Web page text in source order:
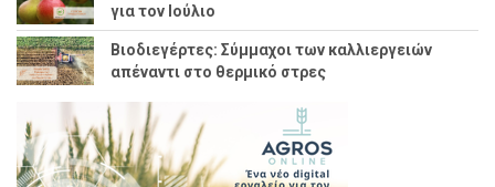
για τον Ιούλιο
Βιοδιεγέρτες: Σύμμαχοι των καλλιεργειών
απέναντι στο θερμικό στρες